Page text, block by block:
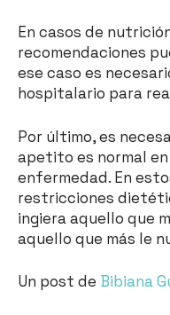
En casos de
recomendaciones
ese caso es
hospitalario para
Por último, es
apetito es normal
enfermedad. En
restricciones
ingiera aquello que
aquello que más le
Un post de Bibiana